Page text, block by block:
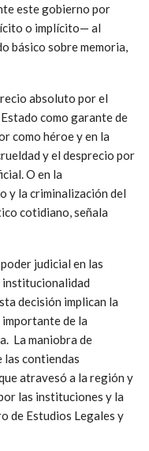
este gobierno por
o implícito— al
básico sobre memoria,
absoluto por el
como garante de
como héroe y en la
y el desprecio por
O en la
y la criminalización del
cotidiano, señala
judicial en las
institucionalidad
decisión implican la
de la
La maniobra de
las contiendas
atravesó a la región y
las instituciones y la
de Estudios Legales y